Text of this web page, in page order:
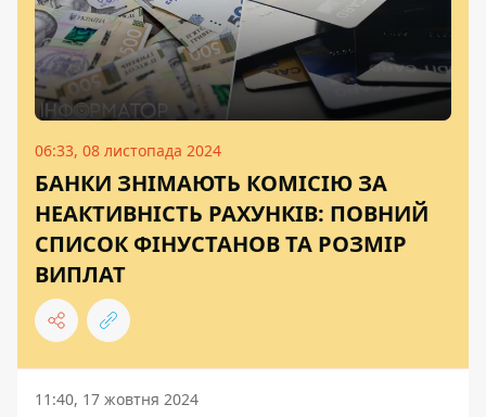
06:33, 08 листопада 2024
БАНКИ ЗНІМАЮТЬ КОМІСІЮ ЗА
НЕАКТИВНІСТЬ РАХУНКІВ: ПОВНИЙ
СПИСОК ФІНУСТАНОВ ТА РОЗМІР
ВИПЛАТ
11:40, 17 жовтня 2024